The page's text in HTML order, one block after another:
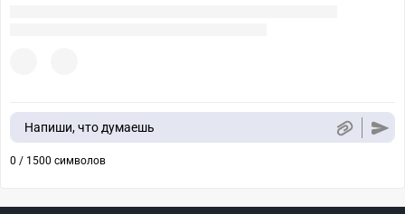
Напиши, что думаешь
0 / 1500 символов